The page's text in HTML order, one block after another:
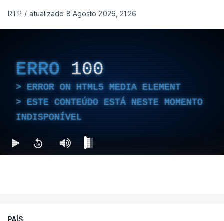
RTP / atualizado 8 Agosto 2026, 21:26
ERRO 100
ERROR ON HTML5 MEDIA ELEMENT
ESTE CONTEÚDO ESTÁ NESTE MOMENTO
INDISPONÍVEL
PAÍS